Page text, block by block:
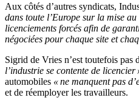
Aux côtés d’autres syndicats,
dans toute l’Europe sur la mise
licenciements forcés afin de
négociées pour chaque site et
Sigrid de Vries n’est toutefois pas
l’industrie se contente de licencier
automobiles « ne manquent pas
et de réemployer les travailleurs.